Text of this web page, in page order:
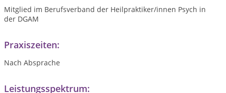
Mitglied im Berufsverband der Heilpraktiker/innen Psych in
der DGAM
Praxiszeiten:
Nach Absprache
Leistungsspektrum: